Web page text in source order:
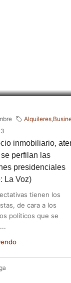
Alquileres,
inmobiliario,
perfilan las
presidenciales
La Voz)
tienen los
de cara a los
políticos que se